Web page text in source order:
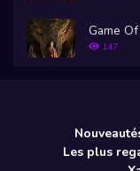
147
Les plus